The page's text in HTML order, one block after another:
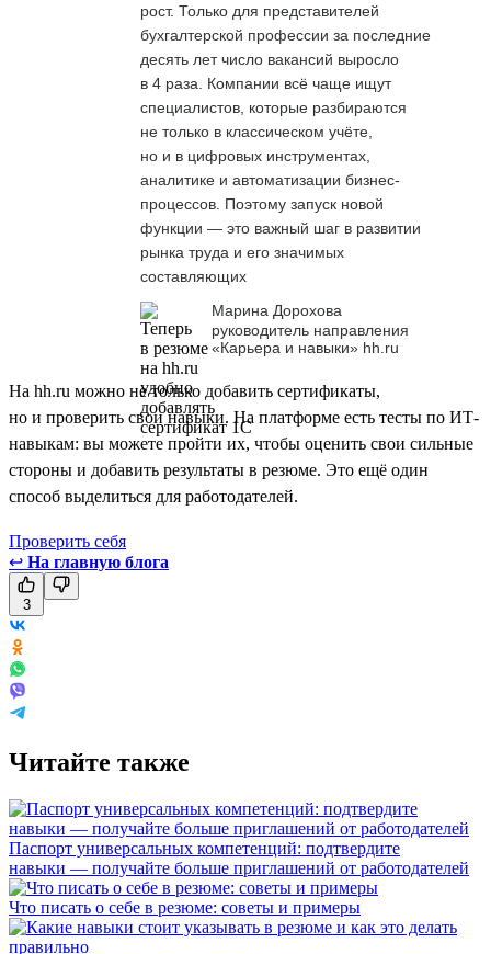
рост. Только для представителей
бухгалтерской профессии за последние
десять лет число вакансий выросло
в 4 раза. Компании всё чаще ищут
специалистов, которые разбираются
не только в классическом учёте,
но и в цифровых инструментах,
аналитике и автоматизации бизнес-
процессов. Поэтому запуск новой
функции — это важный шаг в развитии
рынка труда и его значимых
составляющих
Марина Дорохова
руководитель направления
«Карьера и навыки» hh.ru
На hh.ru можно не только добавить сертификаты,
но и проверить свои навыки. На платформе есть тесты по ИТ-
навыкам: вы можете пройти их, чтобы оценить свои сильные
стороны и добавить результаты в резюме. Это ещё один
способ выделиться для работодателей.
Проверить себя
↩ На главную блога
3
Читайте также
Паспорт универсальных компетенций: подтвердите
навыки — получайте больше приглашений от работодателей
Что писать о себе в резюме: советы и примеры